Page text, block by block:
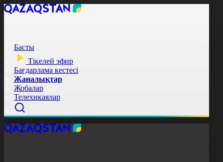
Басты
Тікелей эфир
Бағдарлама кестесі
Жаңалықтар
Жобалар
Телехикаялар